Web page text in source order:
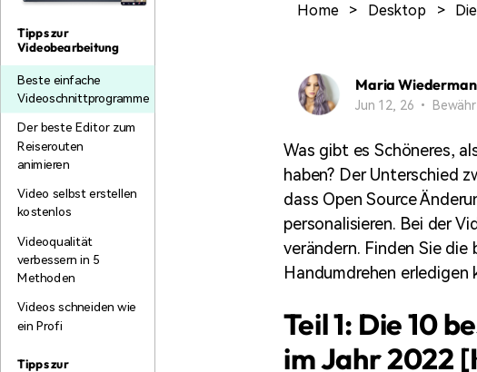
An Freunde
Home > Desktop >
Maria
Jun 12, 26 •
Was gibt es Schöneres,
haben? Der Unterschied
dass Open Source
personalisieren. Bei der
verändern. Finden Sie die
Handumdrehen erledigen
Teil 1: Die 10
im Jahr 2022
Tipps zur
Videobearbeitung
Beste einfache
Videoschnittprogramme
Der beste Editor zum
Reiserouten
animieren
Video selbst erstellen
kostenlos
Videoqualität
verbessern in 5
Methoden
Videos schneiden wie
ein Profi
Tipps zur